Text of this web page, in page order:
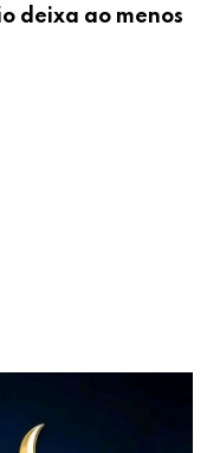
deixa ao menos